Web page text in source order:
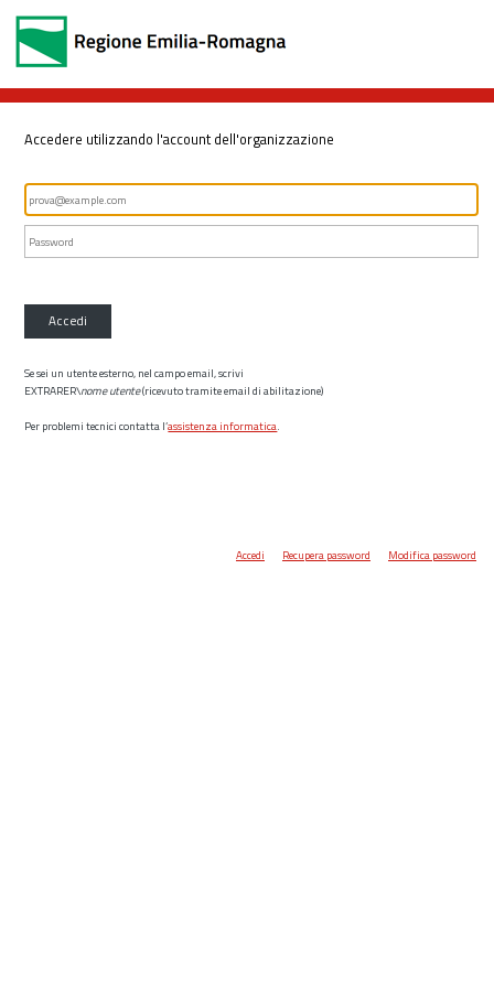
Accedere utilizzando l'account dell'organizzazione
Accedi
Se sei un utente esterno, nel campo email, scrivi
EXTRARER\nome utente(ricevuto tramite email di abilitazione)
Per problemi tecnici contatta l’assistenza informatica.
Accedi Recupera password Modifica password